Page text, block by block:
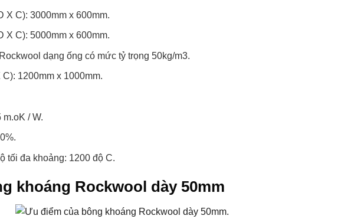
X C): 3000mm x 600mm.
X C): 5000mm x 600mm.
dạng ống có mức tỷ trọng 50kg/m3.
1200mm x 1000mm.
/ W.
tối đa khoảng: 1200 độ C.
khoáng Rockwool dày 50mm